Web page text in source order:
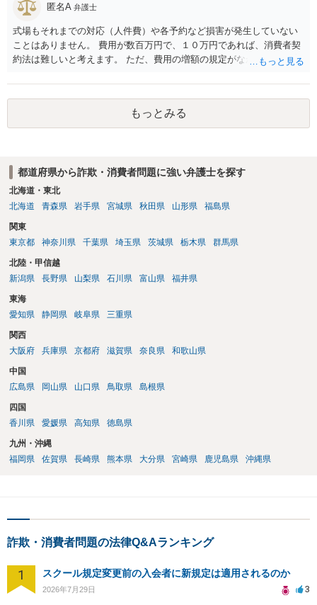
匿名A 弁護士
式場もそれまでの対応（人件費）や各予約など損害が発生していない
ことはありません。 費用が数百万円で、１０万円であれば、消費者契
約法は難しいと考えます。 ただ、費用の増額の規定がなかったのに増
ということになり、解約するのは理由がないことになります。
もっとみる
都道府県から詐欺・消費者問題に強い弁護士を探す
北海道・東北
北海道
青森県 岩手県 宮城県 秋田県 山形県 福島県
関東
東京都
神奈川県 千葉県 埼玉県 茨城県 栃木県 群馬県
北陸・甲信越
新潟県
長野県 山梨県 石川県 富山県 福井県
東海
愛知県
静岡県 岐阜県 三重県
関西
大阪府
兵庫県 京都府 滋賀県 奈良県 和歌山県
中国
広島県
岡山県 山口県 鳥取県 島根県
四国
香川県
愛媛県 高知県 徳島県
九州・沖縄
福岡県
佐賀県 長崎県 熊本県 大分県 宮崎県 鹿児島県 沖縄県
詐欺・消費者問題の法律Q&Aランキング
1 スクール規定変更前の入会者に新規定は適用されるのか
2026年7月29日 3